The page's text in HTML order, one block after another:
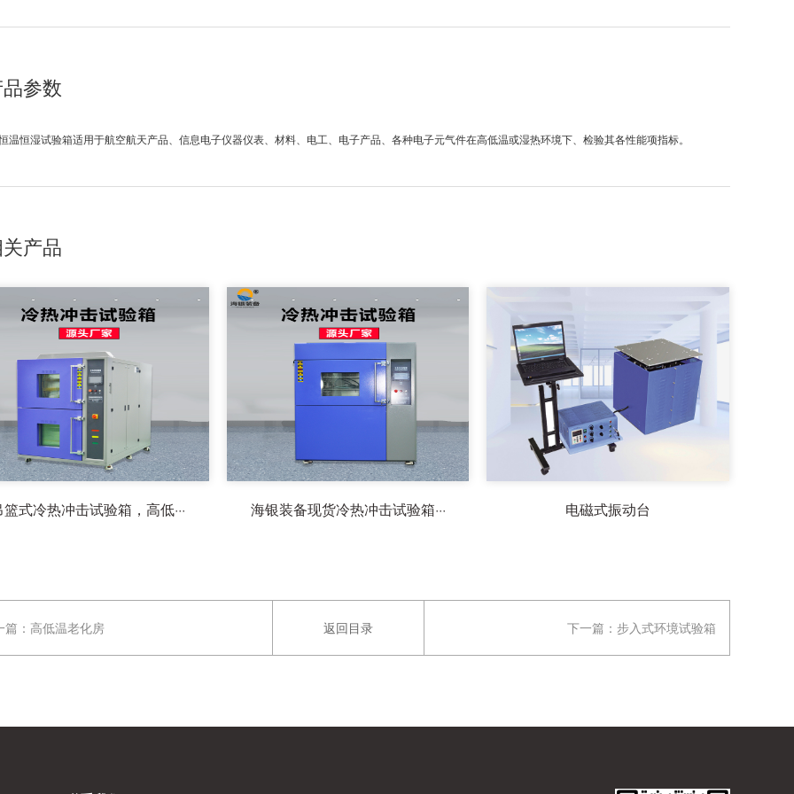
参数
温恒湿试验箱适用于航空航天产品、信息电子仪器仪表、材料、电工、电子产品、各种电子元气件在高低温或湿热环境下、检验其各性能项指标。
产品
式冷热冲击试验箱，高低··· 海银装备现货冷热冲击试验箱··· 电磁式振动台
： 高低温老化房 返回目录 下一篇： 步入式环境试验箱